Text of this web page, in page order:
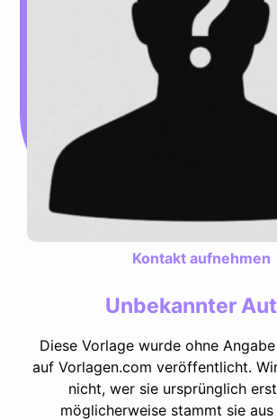
Kontakt aufnehmen
Unbekannter
Diese Vorlage wurde ohne
auf Vorlagen.com veröffentlicht.
nicht, wer sie ursprünglich
möglicherweise stammt sie